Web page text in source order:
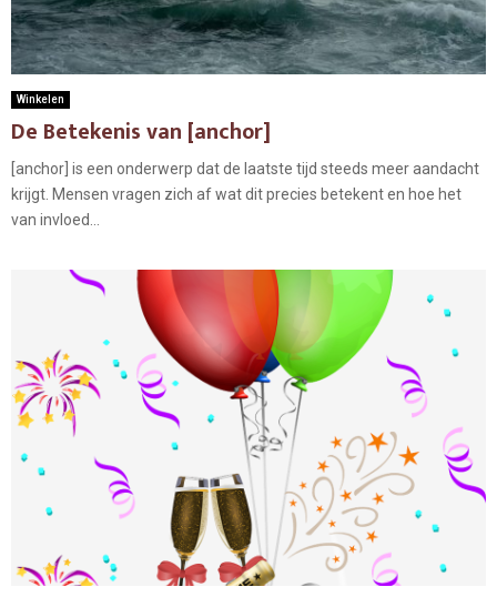
Winkelen
De Betekenis van [anchor]
[anchor] is een onderwerp dat de laatste tijd steeds meer aandacht
krijgt. Mensen vragen zich af wat dit precies betekent en hoe het
van invloed...